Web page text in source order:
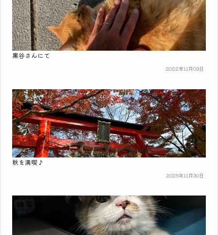
黒谷さんにて
2022年11月03日
秋を満喫♪
2025年11月30日